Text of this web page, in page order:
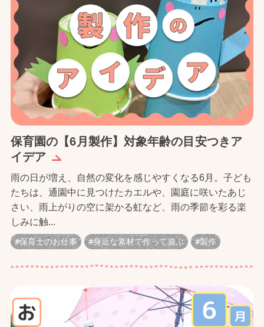
保育園の【6月製作】対象年齢の目安つきア
イデア
雨の日が増え、自然の変化を感じやすくなる6月。子ども
たちは、通園中に見つけたカエルや、園庭に咲いたあじ
さい、雨上がりの空に架かる虹など、雨の季節を彩る楽
しみに触...
保育士のお仕事 身近な素材で作って遊ぶ 製作